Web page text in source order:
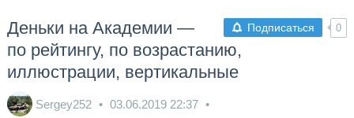
Подписаться 0
Деньки на Академии —
по рейтингу, по возрастанию,
иллюстрации, вертикальные
Sergey252 03.06.2019 22:37